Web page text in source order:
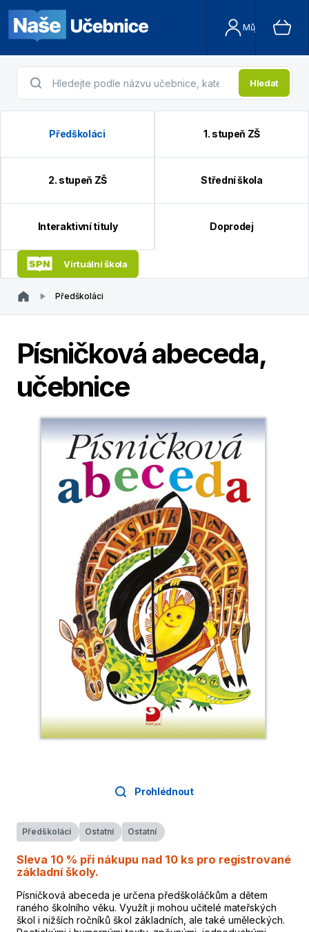
Můj účet
Hledat
Předškoláci 1. stupeň ZŠ
2. stupeň ZŠ Střední škola
Interaktivní tituly Doprodej
Virtuální škola
Předškoláci
Písničková abeceda,
učebnice
Prohlédnout
Předškoláci Ostatní Ostatní
Sleva 10 % při nákupu nad 10 ks pro registrované
základní školy.
Písničková abeceda je určena předškoláčkům a dětem
raného školního věku. Využít ji mohou učitelé mateřských
škol i nižších ročníků škol základních, ale také uměleckých.